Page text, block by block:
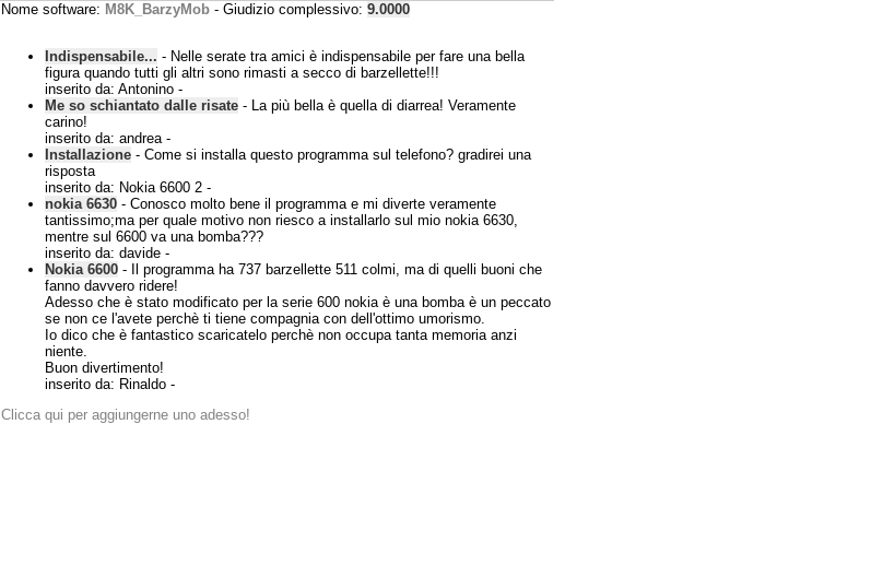
Nome software: M8K_BarzyMob- Giudizio complessivo: 9.0000
Indispensabile... - Nelle serate tra amici è indispensabile per fare una bella
figura quando tutti gli altri sono rimasti a secco di barzellette!!!
inserito da: Antonino -
Me so schiantato dalle risate- La più bella è quella di diarrea! Veramente
carino!
inserito da: andrea -
Installazione- Come si installa questo programma sul telefono? gradirei una
risposta
inserito da: Nokia 6600 2 -
nokia 6630- Conosco molto bene il programma e mi diverte veramente
tantissimo;ma per quale motivo non riesco a installarlo sul mio nokia 6630,
mentre sul 6600 va una bomba???
inserito da: davide -
Nokia 6600- Il programma ha 737 barzellette 511 colmi, ma di quelli buoni che
fanno davvero ridere!
Adesso che è stato modificato per la serie 600 nokia è una bomba è un peccato
se non ce l'avete perchè ti tiene compagnia con dell'ottimo umorismo.
Io dico che è fantastico scaricatelo perchè non occupa tanta memoria anzi
niente.
Buon divertimento!
inserito da: Rinaldo -
Clicca qui per aggiungerne uno adesso!